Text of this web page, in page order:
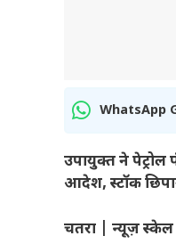
WhatsApp
उपायुक्त ने
आदेश, स्टॉक
चतरा | न्यूज़ स्केल